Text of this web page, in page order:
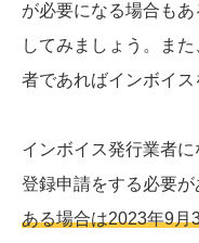
が必要になる場合も
してみましょう。ま
者であればインボイス
インボイス発行業者
登録申請をする必要
ある場合は2023年9月